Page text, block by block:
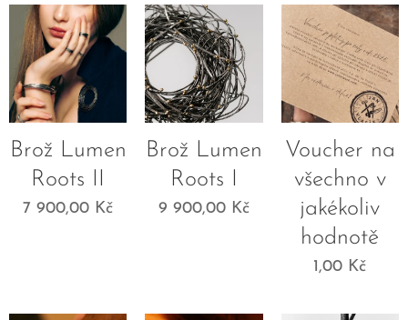
Brož Lumen
Roots II
7 900,00 Kč
Brož Lumen
Roots I
9 900,00Kč
Voucher na
všechno v
jakékoliv
hodnotě
1,00 Kč